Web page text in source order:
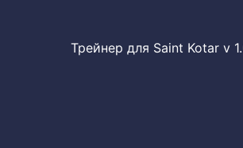
Трейнер для Saint Kotar v